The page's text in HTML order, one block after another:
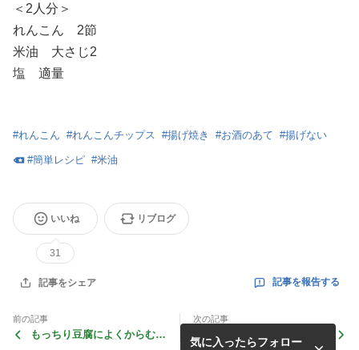
＜2人分＞
れんこん 2節
米油 大さじ2
塩 適量
#れんこん #れんこんチップス #揚げ焼き #お酒のあて #揚げない
#簡単レシピ #米油
いいね
31
リブログ
記事をシェア 記事を報告する
前の記事
もっちり豆腐によくからむよ
次の記事
フライパンで焼くだけおつま
み♪ 玉ねぎとちくわのかき
気に入ったらフォロー